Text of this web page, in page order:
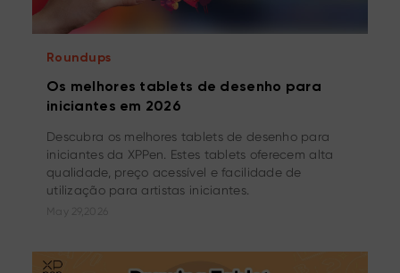
Roundups
Os melhores tablets de desenho para
iniciantes em 2026
Descubra os melhores tablets de desenho para
iniciantes da XPPen. Estes tablets oferecem alta
qualidade, preço acessível e facilidade de
utilização para artistas iniciantes.